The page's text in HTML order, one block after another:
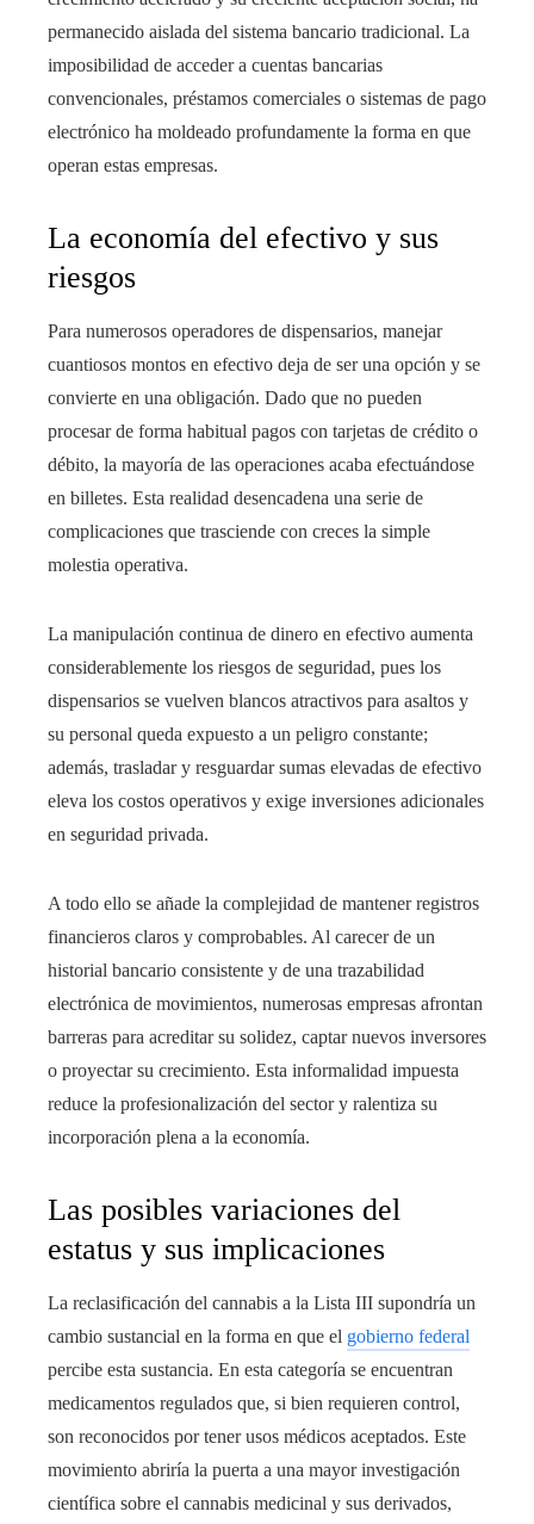
permanecido aislada del sistema bancario tradicional. La
imposibilidad de acceder a cuentas bancarias
convencionales, préstamos comerciales o sistemas de pago
electrónico ha moldeado profundamente la forma en que
operan estas empresas.
La economía del efectivo y sus
riesgos
Para numerosos operadores de dispensarios, manejar
cuantiosos montos en efectivo deja de ser una opción y se
convierte en una obligación. Dado que no pueden
procesar de forma habitual pagos con tarjetas de crédito o
débito, la mayoría de las operaciones acaba efectuándose
en billetes. Esta realidad desencadena una serie de
complicaciones que trasciende con creces la simple
molestia operativa.
La manipulación continua de dinero en efectivo aumenta
considerablemente los riesgos de seguridad, pues los
dispensarios se vuelven blancos atractivos para asaltos y
su personal queda expuesto a un peligro constante;
además, trasladar y resguardar sumas elevadas de efectivo
eleva los costos operativos y exige inversiones adicionales
en seguridad privada.
A todo ello se añade la complejidad de mantener registros
financieros claros y comprobables. Al carecer de un
historial bancario consistente y de una trazabilidad
electrónica de movimientos, numerosas empresas afrontan
barreras para acreditar su solidez, captar nuevos inversores
o proyectar su crecimiento. Esta informalidad impuesta
reduce la profesionalización del sector y ralentiza su
incorporación plena a la economía.
Las posibles variaciones del
estatus y sus implicaciones
La reclasificación del cannabis a la Lista III supondría un
cambio sustancial en la forma en que el gobierno federal
percibe esta sustancia. En esta categoría se encuentran
medicamentos regulados que, si bien requieren control,
son reconocidos por tener usos médicos aceptados. Este
movimiento abriría la puerta a una mayor investigación
científica sobre el cannabis medicinal y sus derivados,